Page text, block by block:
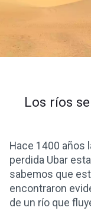
Los ríos
Hace 1400 años
perdida Ubar
sabemos que
encontraron
de un río que